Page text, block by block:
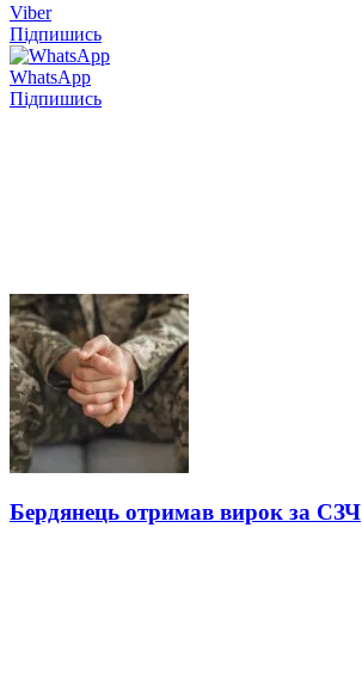
Viber
Підпишись
WhatsApp
Підпишись
Бердянець отримав вирок за СЗЧ